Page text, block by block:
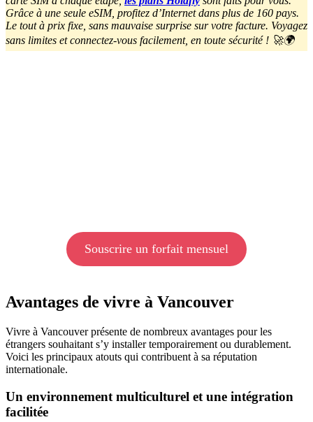
Grâce à une seule eSIM, profitez d’Internet dans plus de 160 pays.
Le tout à prix fixe, sans mauvaise surprise sur votre facture. Voyagez
sans limites et connectez-vous facilement, en toute sécurité ! 🚀🌍
Souscrire un forfait mensuel
Avantages de vivre à Vancouver
Vivre à Vancouver présente de nombreux avantages pour les
étrangers souhaitant s’y installer temporairement ou durablement.
Voici les principaux atouts qui contribuent à sa réputation
internationale.
Un environnement multiculturel et une intégration
facilitée